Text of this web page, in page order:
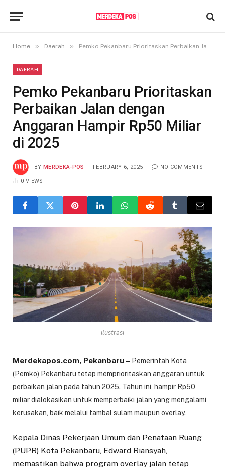
Home » Daerah » Pemko Pekanbaru Prioritaskan Perbaikan Jalan dengan Anggaran Hampir Rp50 Miliar di 2025
DAERAH
Pemko Pekanbaru Prioritaskan
Perbaikan Jalan dengan
Anggaran Hampir Rp50 Miliar
di 2025
BY MERDEKA-POS FEBRUARY 6, 2025 NO COMMENTS
0VIEWS
ilustrasi
Merdekapos.com, Pekanbaru – Pemerintah Kota
(Pemko) Pekanbaru tetap memprioritaskan anggaran untuk
perbaikan jalan pada tahun 2025. Tahun ini, hampir Rp50
miliar dialokasikan untuk memperbaiki jalan yang mengalami
kerusakan, baik melalui tambal sulam maupun overlay.
Kepala Dinas Pekerjaan Umum dan Penataan Ruang
(PUPR) Kota Pekanbaru, Edward Riansyah,
memastikan bahwa program overlay jalan tetap